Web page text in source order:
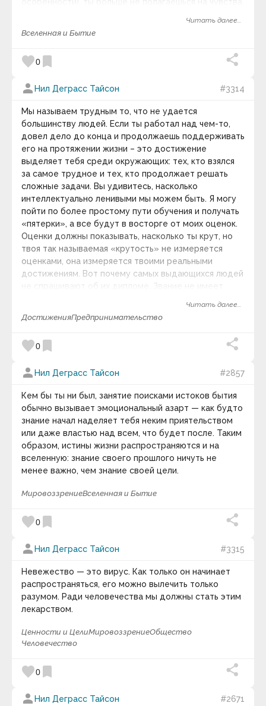
Борис Натанович Стругацкий
Брайан Грин
Брайан Трейси
Брэд Пейсли
Брюс Якоски
Будда
Букер Талиафер
Вазовская И.Н.
Вайзер Татьяна Владиславовна
Валентина Захарова Скворцова
Валентина-Софи
Валерий Александрович Кувакин
Валерий Александрович Куринский
Василий Осипович Ключевский
Василий Сухомлинский
Вашингтон Ирвинг
Венедикт Ерофеев
Вера Павлова
Вергилий
Вернер Гайзенберг
Виген Оганян
Виктор Амбарцумян
Виктор Джон Стенджер
Виктор Франкл
Вилейанур Рамачандран
Вилли Нельсон
Вильгельм Буш
Вильгельм Гумбольдт
Вильгельм Швебель
Вим Хоф
Винс Ломбарди
Винсент Ван Гог
Виссарион Белинский
Владимир Борисович Микушевич
Владимир Васильевич Стасов
Владимир Вячеславович Малявин
Владимир Горбачёв
Владимир Маяковский
Владимир Никитович Захватаев
Владимир Николаевич Лавриненко
Владимир Николаевич Моженков
Владимир Познер
Владимир Семёнович Барулин
Вольтер
Вольфганг Амадей Моцарт
Вячеслав Иванович Иванов
Габриель Тард
Галилео Галилей
Читать далее...
Вселенная и Бытие
favorite0 bookmark
person Нил Деграсс Тайсон #3314
Мы называем трудным то, что не удается
большинству людей. Если ты работал над чем-то,
довел дело до конца и продолжаешь поддерживать
его на протяжении жизни – это достижение
выделяет тебя среди окружающих: тех, кто взялся
за самое трудное и тех, кто продолжает решать
сложные задачи. Вы удивитесь, насколько
интеллектуально ленивыми мы можем быть. Я могу
пойти по более простому пути обучения и получать
«пятерки», а все будут в восторге от моих оценок.
Оценки должны показывать, насколько ты крут, но
твоя так называемая «крутость» не измеряется
оценками, она измеряется твоими реальными
достижениям. Вот почему самых выдающихся людей
не спрашивают об их дипломе. Звание не имеет
Читать далее...
ДостиженияПредпринимательство
favorite0 bookmark
person Нил Деграсс Тайсон #2857
Кем бы ты ни был, занятие поисками истоков бытия
обычно вызывает эмоциональный азарт — как будто
знание начал наделяет тебя неким приятельством
или даже властью над всем, что будет после. Таким
образом, истины жизни распространяются и на
вселенную: знание своего прошлого ничуть не
менее важно, чем знание своей цели.
МировоззрениеВселенная и Бытие
favorite0 bookmark
person Нил Деграсс Тайсон #3315
Невежество — это вирус. Как только он начинает
распространяться, его можно вылечить только
разумом. Ради человечества мы должны стать этим
лекарством.
Ценности и ЦелиМировоззрениеОбщество
Человечество
favorite0 bookmark
person Нил Деграсс Тайсон #2671